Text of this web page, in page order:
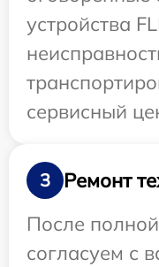
устройства
сервисный
3
Ремонт
После
согласуем с